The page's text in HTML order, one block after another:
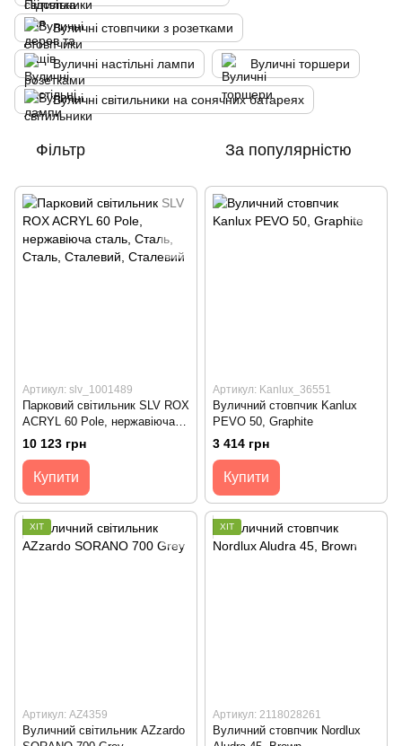
Вуличні стовпчики з розетками
Вуличні настільні лампи Вуличні торшери
Вуличні світильники на сонячних батареях
Фільтр За популярністю
Артикул: slv_1001489
Парковий світильник SLV ROX
ACRYL 60 Pole, нержавіюча
сталь
10 123 грн
Купити
Артикул: Kanlux_36551
Вуличний стовпчик Kanlux
PEVO 50, Graphite
3 414 грн
Купити
ХІТ
Артикул: AZ4359
Вуличний світильник AZzardo
ХІТ
Артикул: 2118028261
Вуличний стовпчик Nordlux